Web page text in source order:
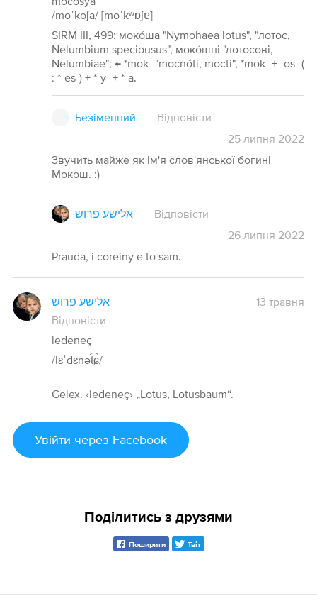
/moˈkoʃa/ [moˈkʷɒʃɐ]
SIRM III, 499: моко́ша "Nymohaea lotus", "лотос,
Nelumbium speciousus", моко́шні "лотосові,
Nelumbiae"; ← *mok- "mocnõti, mocti", *mok- + -os- (
: *-es-) + *-y- + *-a.
Безіменний
Відповісти
25 липня 2022
Звучить майже як ім'я слов'янської богині
Мокош. :)
אלישע פרוש
Відповісти
26 липня 2022
Prauda, i coreiny e to sam.
אלישע פרוש
13 травня
Відповісти
ledeneç
/lɛˈdɛnət͡ɕ/
Gelex. ‹ledeneç› „Lotus, Lotusbaum“.
Увійти через Facebook
Поділитись з друзями
Поширити Твіт